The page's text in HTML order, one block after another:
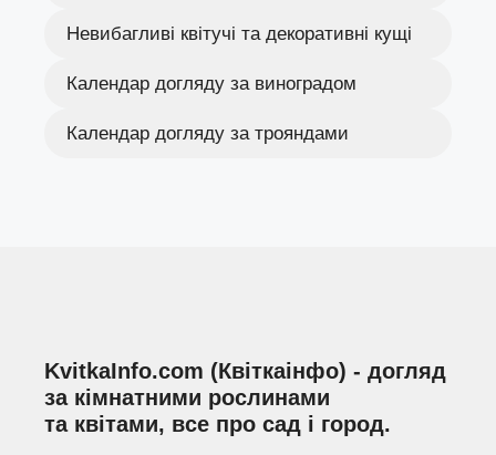
Невибагливі квітучі та декоративні кущі
Календар догляду за виноградом
Календар догляду за трояндами
KvitkaInfo.com (Квіткаінфо) - догляд
за кімнатними рослинами
та квітами, все про сад і город.